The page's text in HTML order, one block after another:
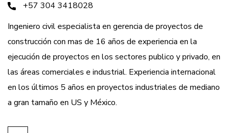
+57 304 3418028
Ingeniero civil especialista en gerencia de proyectos de
construcción con mas de 16 años de experiencia en la
ejecución de proyectos en los sectores publico y privado, en
las áreas comerciales e industrial. Experiencia internacional
en los últimos 5 años en proyectos industriales de mediano
a gran tamaño en US y México.